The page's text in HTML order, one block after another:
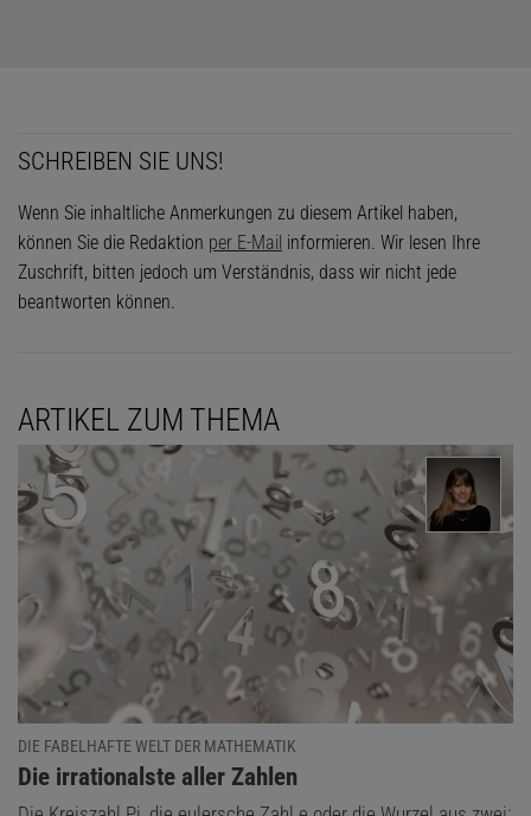
SCHREIBEN SIE UNS!
Wenn Sie inhaltliche Anmerkungen zu diesem Artikel haben,
können Sie die Redaktion per E-Mail informieren. Wir lesen Ihre
Zuschrift, bitten jedoch um Verständnis, dass wir nicht jede
beantworten können.
ARTIKEL ZUM THEMA
DIE FABELHAFTE WELT DER MATHEMATIK
:
Die irrationalste aller Zahlen